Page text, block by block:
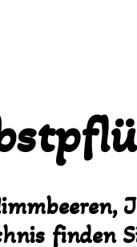
finden